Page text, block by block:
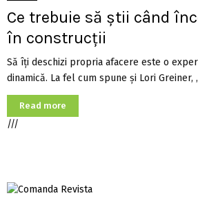
Ce trebuie să știi când
în construcții
Să îți deschizi propria afacere este o
dinamică. La fel cum spune și Lori Greiner,
Read more
///